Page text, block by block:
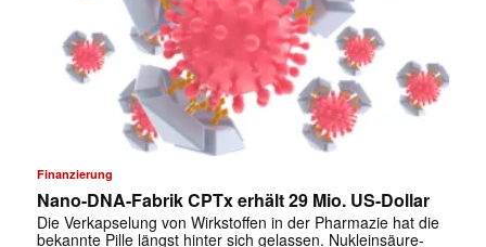
Finanzierung
Nano-DNA-Fabrik CPTx erhält 29 Mio. US-Dollar
Die Verkapselung von Wirkstoffen in der Pharmazie hat die
bekannte Pille längst hinter sich gelassen. Nukleinsäure-